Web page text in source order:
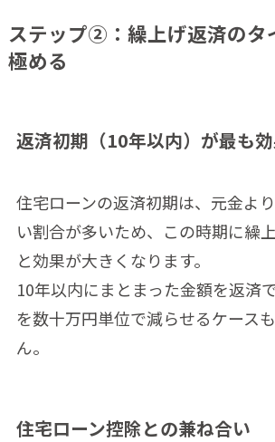
ステップ②：繰上げ返済のタ
極める
返済初期（10年以内）が最も
住宅ローンの返済初期は、元金よ
い割合が多いため、この時期に繰
と効果が大きくなります。
10年以内にまとまった金額を返済
を数十万円単位で減らせるケース
ん。
住宅ローン控除との兼ね合い